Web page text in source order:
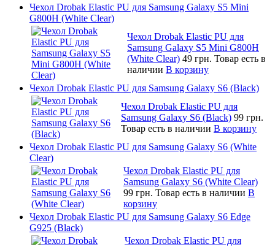
Чехол Drobak Elastic PU для Samsung Galaxy S5 Mini
G800H (White Clear)
Чехол Drobak Elastic PU для
Samsung Galaxy S5 Mini G800H
(White Clear) 49 грн. Товар есть в
наличии В корзину
Чехол Drobak Elastic PU для Samsung Galaxy S6 (Black)
Чехол Drobak Elastic PU для
Samsung Galaxy S6 (Black) 99 грн.
Товар есть в наличии В корзину
Чехол Drobak Elastic PU для Samsung Galaxy S6 (White
Clear)
Чехол Drobak Elastic PU для
Samsung Galaxy S6 (White Clear)
99 грн. Товар есть в наличии В
корзину
Чехол Drobak Elastic PU для Samsung Galaxy S6 Edge
G925 (Black)
Чехол Drobak Elastic PU для